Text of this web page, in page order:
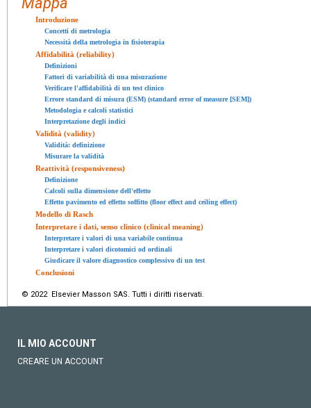
Introduzione
Concetti di metrologia
Necessità della metrologia in fisioterapia
Affidabilità (reliability)
Definizioni
Fattori di variabilità di una misurazione
Verificare l'affidabilità di un test clinico
Errore standard di misura (ESM) (standard error of measure [SEM])
Metodologia e calcoli statistici
Interpretazione degli indici
Validità (validity)
Validità: definizione
Misurare la validità
Reattività (responsiveness)
Definizione
Calcoli sulla dimensione dell'effetto
Effetto pavimento ed effetto soffitto (floor effect and ceiling effect)
Modello di Rasch
Interpretare i dati, senso clinico (clinical meaning)
Interpretare i valori di una variabile continua
Interpretare i valori dicotomici od ordinali
Giudicare il valore diagnostico complessivo di un test
Conclusioni
© 2022 Elsevier Masson SAS. Tutti i diritti riservati.
IL MIO ACCOUNT
CREARE UN ACCOUNT